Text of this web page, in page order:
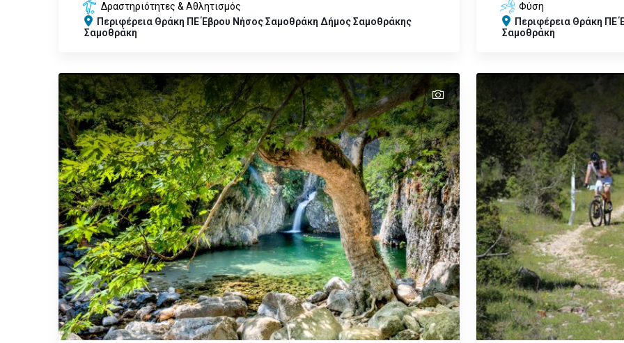
Δραστηριότητες & Αθλητισμός
Περιφέρεια Θράκη ΠΕ Έβρου Νήσος Σαμοθράκη Δήμος Σαμοθράκης
Σαμοθράκη
Φύση
Περιφέρεια Θράκη ΠΕ
Σαμοθράκη
text
text
text
text